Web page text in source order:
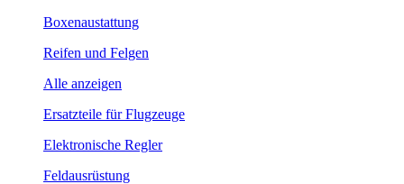
Boxenaustattung
Reifen und Felgen
Alle anzeigen
Ersatzteile für Flugzeuge
Elektronische Regler
Feldausrüstung